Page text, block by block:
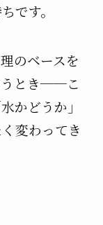
です。
のベースを
うとき──こ
かどうか」
変わってき